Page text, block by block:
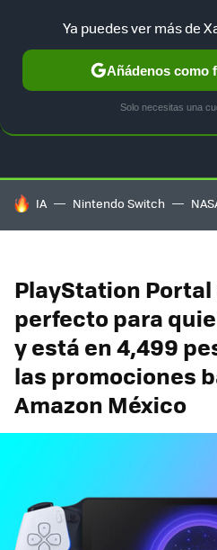
GUÍA DE COMPRAS
HOY SE HABLA DE
IA Nintendo Switch
PlayStation
perfecto para
y está en 4,499
las promociones
Amazon México
Ya puedes ver más de
Añádenos como
Solo necesitas una